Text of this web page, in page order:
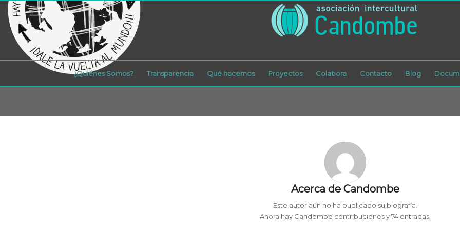
¿Quiénes Somos? Transparencia Qué hacemos Proyectos Colabora Contacto Blog
Acerca de Candombe
Este autor aún no ha publicado su biografía.
Ahora hay Candombe contribuciones y 74 entradas.